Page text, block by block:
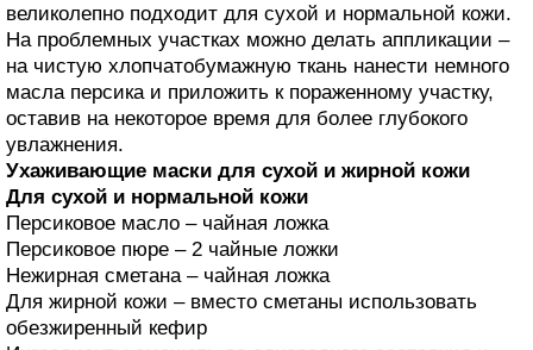
великолепно подходит для сухой и нормальной кожи.
На проблемных участках можно делать аппликации –
на чистую хлопчатобумажную ткань нанести немного
масла персика и приложить к пораженному участку,
оставив на некоторое время для более глубокого
увлажнения.
Ухаживающие маски для сухой и жирной кожи
Для сухой и нормальной кожи
Персиковое масло – чайная ложка
Персиковое пюре – 2 чайные ложки
Нежирная сметана – чайная ложка
Для жирной кожи – вместо сметаны использовать
обезжиренный кефир